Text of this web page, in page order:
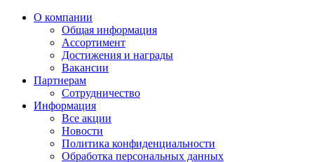
О компании
Общая информация
Ассортимент
Достижения и награды
Вакансии
Партнерам
Сотрудничество
Информация
Все акции
Новости
Политика конфиденциальности
Обработка персональных данных